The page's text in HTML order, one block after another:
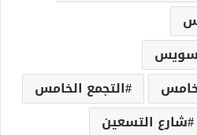
التجمع الخامس
شارع التسعين